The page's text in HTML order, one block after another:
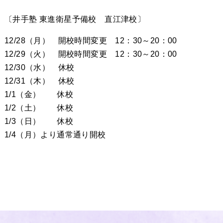
〔井手塾 東進衛星予備校 直江津校〕
12/28（月） 開校時間変更 12：30～20：00
12/29（火） 開校時間変更 12：30～20：00
12/30（水） 休校
12/31（木） 休校
1/1（金） 休校
1/2（土） 休校
1/3（日） 休校
1/4（月）より通常通り開校